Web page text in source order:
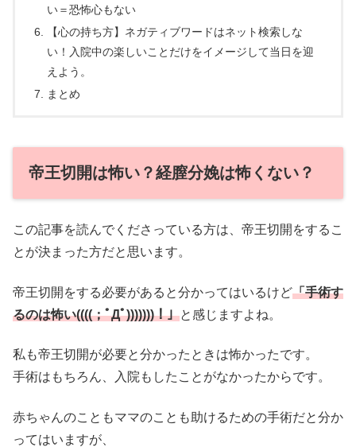
い＝恐怖心もない
【心の持ち方】ネガティブワードはネット検索しな
い！入院中の楽しいことだけをイメージして当日を迎
えよう。
まとめ
帝王切開は怖い？経膣分娩は怖くない？
この記事を読んでくださっている方は、帝王切開をするこ
とが決まった方だと思います。
帝王切開をする必要があると分かってはいるけど「手術す
るのは怖い((((；ﾟДﾟ)))))))！」と感じますよね。
私も帝王切開が必要と分かったときは怖かったです。
手術はもちろん、入院もしたことがなかったからです。
赤ちゃんのこともママのことも助けるための手術だと分か
ってはいますが、